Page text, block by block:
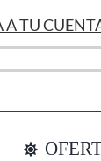
A TU